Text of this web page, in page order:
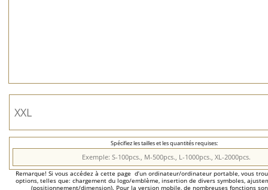
Spécifiez les tailles et les quantités requises:
Remarque! Si vous accédez à cette page  d’un ordinateur/ordinateur portable, vous
options, telles que: chargement du logo/emblème, insertion de divers symboles,
(positionnement/dimension). Pour la version mobile, de nombreuses fonctions